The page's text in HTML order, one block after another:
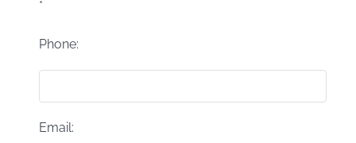
*
Phone:
Email: